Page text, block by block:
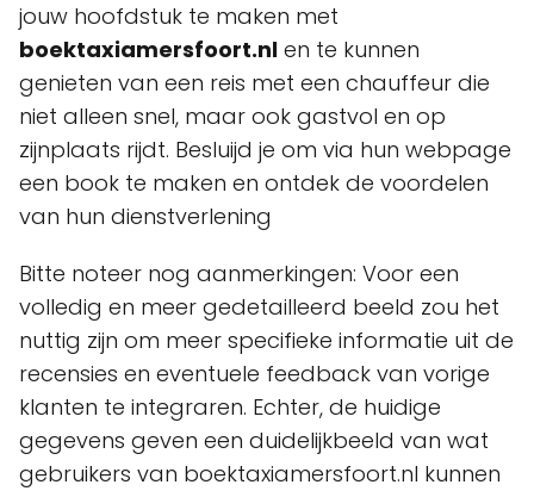
jouw hoofdstuk te maken met
boektaxiamersfoort.nl en te kunnen
genieten van een reis met een chauffeur die
niet alleen snel, maar ook gastvol en op
zijnplaats rijdt. Besluijd je om via hun webpage
een book te maken en ontdek de voordelen
van hun dienstverlening
Bitte noteer nog aanmerkingen: Voor een
volledig en meer gedetailleerd beeld zou het
nuttig zijn om meer specifieke informatie uit de
recensies en eventuele feedback van vorige
klanten te integraren. Echter, de huidige
gegevens geven een duidelijkbeeld van wat
gebruikers van boektaxiamersfoort.nl kunnen